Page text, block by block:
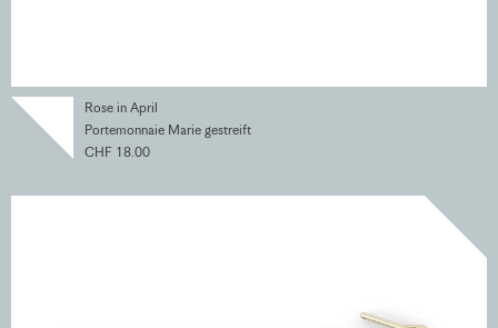
Rose in April
Portemonnaie Marie gestreift
CHF 18.00